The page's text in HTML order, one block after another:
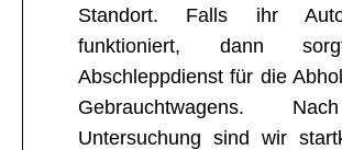
Standort. Falls ihr
funktioniert, dann
Abschleppdienst für die
Gebrauchtwagens.
Untersuchung sind wir